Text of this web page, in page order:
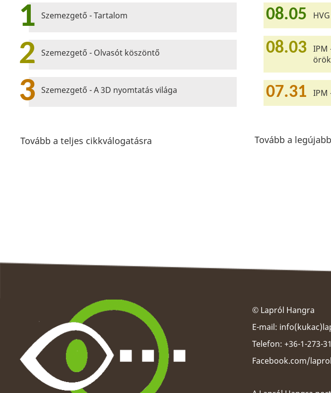
1 Szemezgető - Tartalom
2 Szemezgető - Olvasót köszöntő
3 Szemezgető - A 3D nyomtatás világa
Tovább a teljes cikkválogatásra
08.05
08.03
IPM
07.31 IPM
Tovább a
© Lapról Hangra
E-mail:
Telefon: +36-1-273-
Facebook.com/